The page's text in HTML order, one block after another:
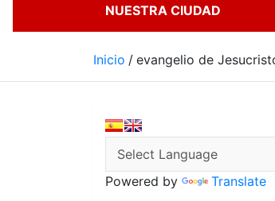
NUESTRA CIUDAD
Inicio evangelio de
Powered by Translate